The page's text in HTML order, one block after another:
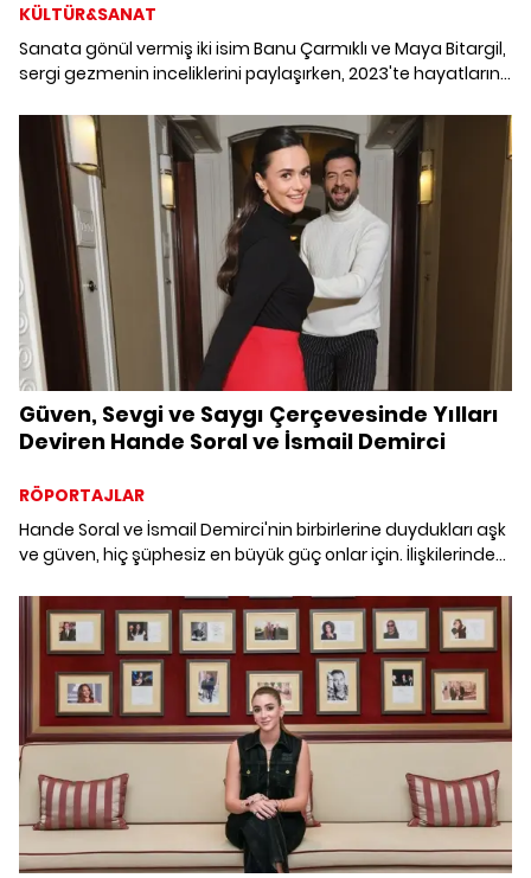
KÜLTÜR&SANAT
Sanata gönül vermiş iki isim Banu Çarmıklı ve Maya Bitargil,
sergi gezmenin inceliklerini paylaşırken, 2023'te hayatlarına
Güven, Sevgi ve Saygı Çerçevesinde Yılları
Deviren Hande Soral ve İsmail Demirci
RÖPORTAJLAR
Hande Soral ve İsmail Demirci'nin birbirlerine duydukları aşk
ve güven, hiç şüphesiz en büyük güç onlar için. İlişkilerinde
değer. Hepimizin çok eğlendiği çekimden özel karelerle sizi
baş başa bırakıyoruz